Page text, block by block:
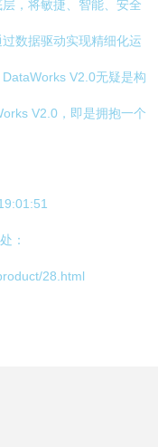
，将敏捷、智能、安全
数据驱动实现精细化运
V2.0无疑是构
V2.0，即是拥抱一个
：
28.html